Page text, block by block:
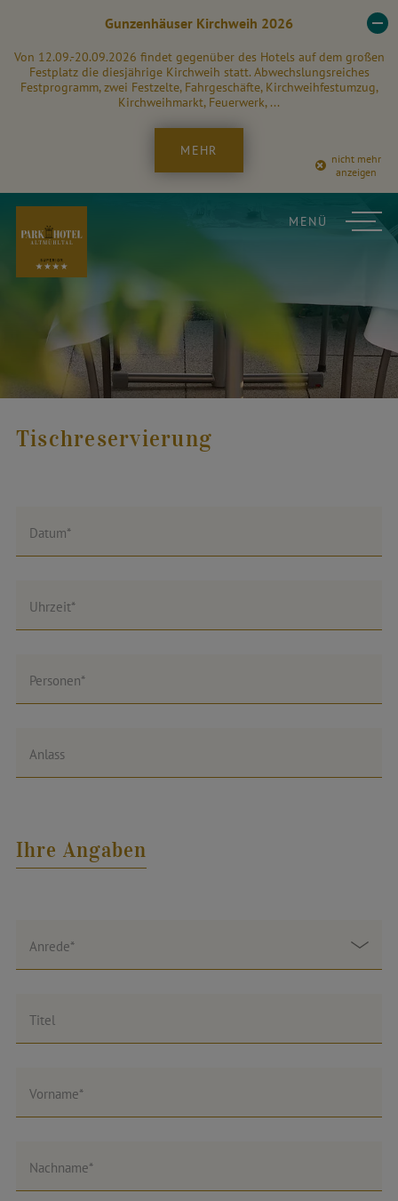
Gunzenhäuser Kirchweih 2026
Von 12.09.-20.09.2026 findet gegenüber des Hotels auf dem großen
Festplatz die diesjährige Kirchweih statt. Abwechslungsreiches
Festprogramm, zwei Festzelte, Fahrgeschäfte, Kirchweihfestumzug,
Kirchweihmarkt, Feuerwerk, ...
MEHR
nicht mehr
anzeigen
MENÜ
Tischreservierung
Datum*
Uhrzeit*
Personen*
Anlass
Ihre Angaben
Anrede*
Titel
Vorname*
Nachname*